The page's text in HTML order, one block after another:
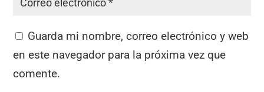
Guarda mi nombre, correo electrónico y web
en este navegador para la próxima vez que
comente.